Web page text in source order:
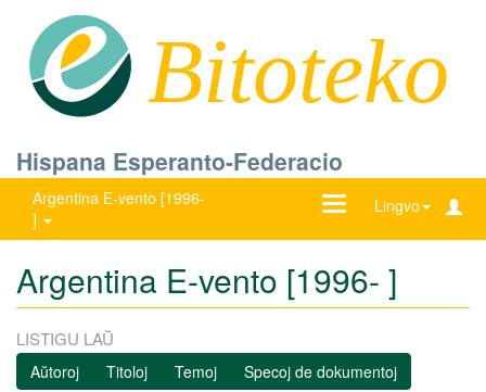
Bitoteko
Hispana Esperanto-Federacio
Argentina E-vento [1996-
]
Lingvo
Ŝanĝu
Argentina E-vento [1996- ]
LISTIGU LAŬ
Aŭtoroj Titoloj Temoj Specoj de dokumentoj